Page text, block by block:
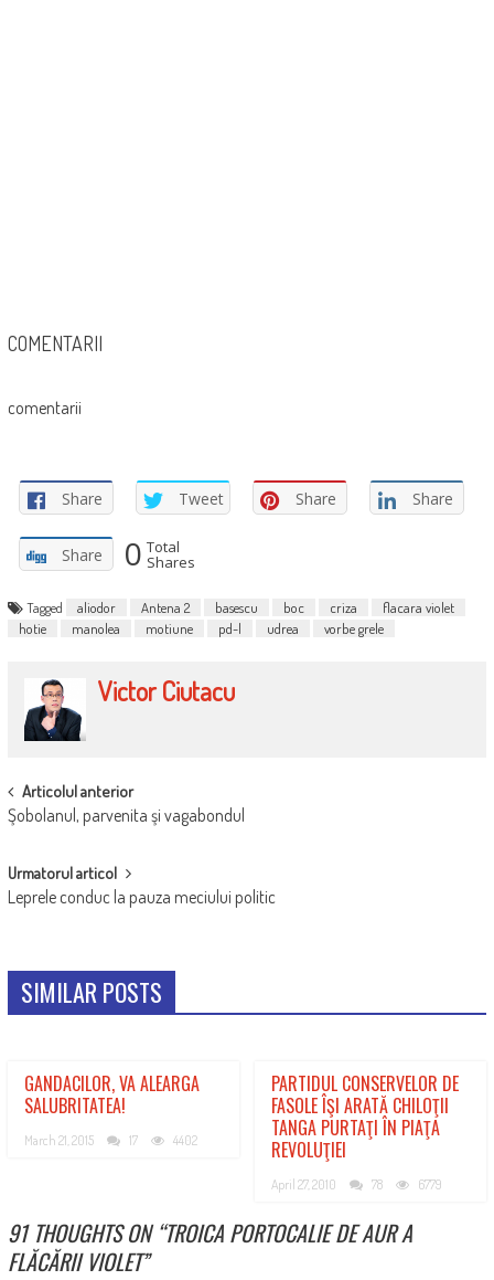
COMENTARII
comentarii
Share Tweet Share Share
Share 0 Total
Shares
Tagged aliodor Antena 2 basescu boc criza
flacara violet
hotie
manolea motiune pd-l udrea vorbe grele
Victor Ciutacu
POST
NAVIGATION
Articolul anterior
Şobolanul, parvenita şi vagabondul
Urmatorul articol
Leprele conduc la pauza meciului politic
SIMILAR POSTS
GANDACILOR, VA ALEARGA
SALUBRITATEA!
March 21, 2015 17 4402
PARTIDUL CONSERVELOR DE
FASOLE ÎŞI ARATĂ CHILOŢII
TANGA PURTAŢI ÎN PIAŢA
REVOLUŢIEI
April 27, 2010 78 6779
91 THOUGHTS ON “TROICA PORTOCALIE DE AUR A
FLĂCĂRII VIOLET”